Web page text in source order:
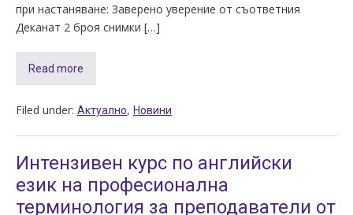
при настаняване: Заверено уверение от съответния
Деканат 2 броя снимки […]
Read more
Filed under: Актуално, Новини
Интензивен курс по английски
език на професионална
терминология за преподаватели от